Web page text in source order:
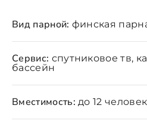
Вид парной: финская
Сервис: спутниковое тв,
бассейн
Вместимость: до 12 человек